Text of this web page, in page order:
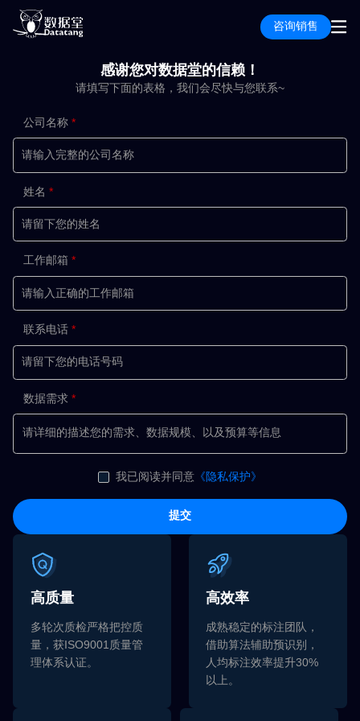
咨询销售
高质量
多轮次质检严格把控质
量，获ISO9001质量管
理体系认证。
高效率
成熟稳定的标注团队，
借助算法辅助预识别，
人均标注效率提升30%
以上。
感谢您对数据堂的信赖！
请填写下面的表格，我们会尽快与您联系~
公司名称
姓名
工作邮箱
联系电话
数据需求
我已阅读并同意 《隐私保护》
提交